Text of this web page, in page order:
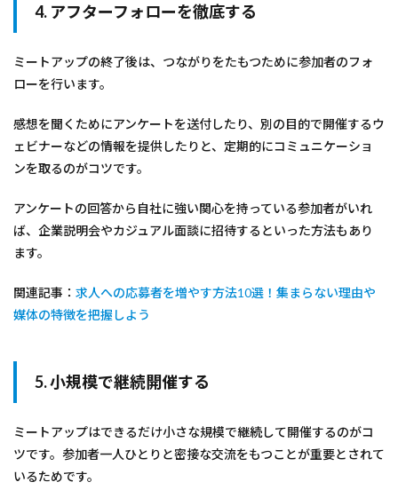
4. アフターフォローを徹底する
ミートアップの終了後は、つながりをたもつために参加者のフォ
ローを行います。
感想を聞くためにアンケートを送付したり、別の目的で開催するウ
ェビナーなどの情報を提供したりと、定期的にコミュニケーショ
ンを取るのがコツです。
アンケートの回答から自社に強い関心を持っている参加者がいれ
ば、企業説明会やカジュアル面談に招待するといった方法もあり
ます。
関連記事： 求人への応募者を増やす方法10選！集まらない理由や
媒体の特徴を把握しよう
5. 小規模で継続開催する
ミートアップはできるだけ小さな規模で継続して開催するのがコ
ツです。参加者一人ひとりと密接な交流をもつことが重要とされて
いるためです。